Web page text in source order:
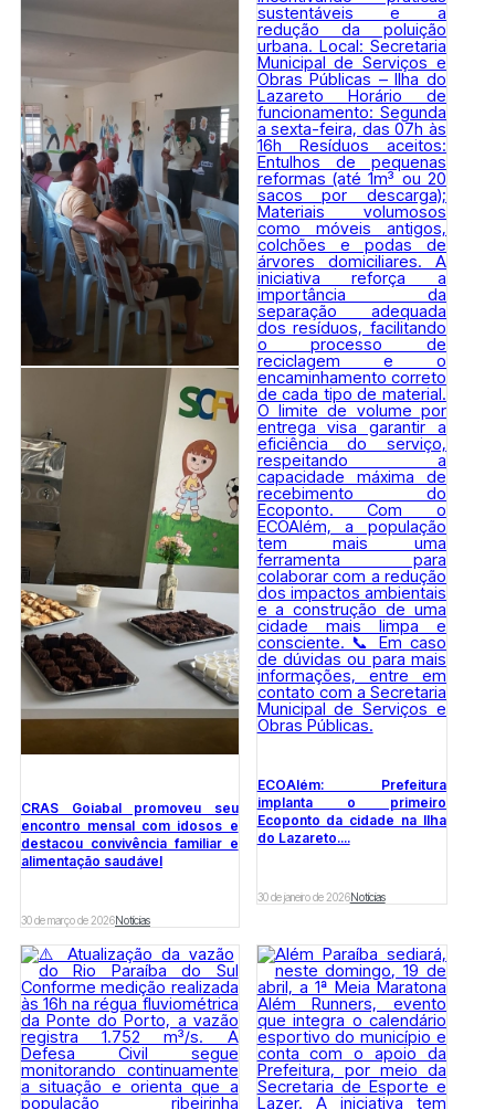
CRAS Goiabal promoveu seu
encontro mensal com idosos e
destacou convivência familiar e
alimentação saudável
30 de março de 2026Notícias
ECOAlém: Prefeitura
implanta o primeiro
Ecoponto da cidade na Ilha
do Lazareto....
30 de janeiro de 2026Notícias